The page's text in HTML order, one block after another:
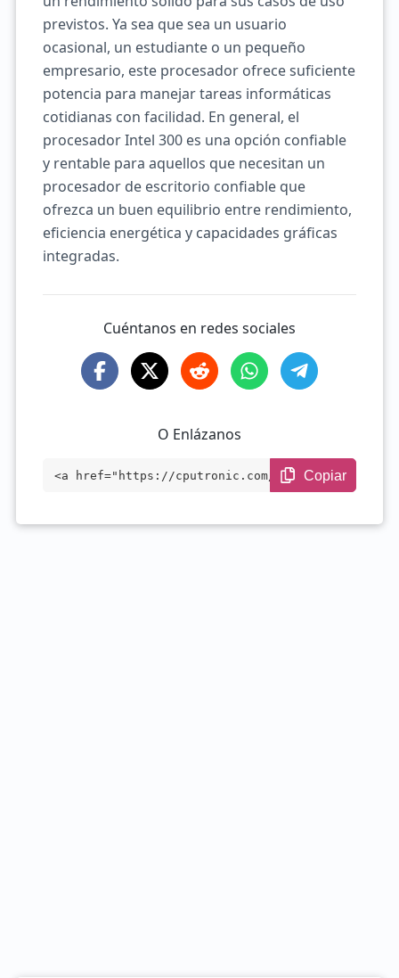
previstos. Ya sea que sea un usuario
ocasional, un estudiante o un pequeño
empresario, este procesador ofrece suficiente
potencia para manejar tareas informáticas
cotidianas con facilidad. En general, el
procesador Intel 300 es una opción confiable
y rentable para aquellos que necesitan un
procesador de escritorio confiable que
ofrezca un buen equilibrio entre rendimiento,
eficiencia energética y capacidades gráficas
integradas.
Cuéntanos en redes sociales
O Enlázanos
<a href="https://cputronic.com/es/cpu/in
Copiar